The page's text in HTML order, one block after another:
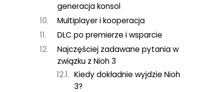
generacja konsol
Multiplayer i kooperacja
DLC po premierze i wsparcie
Najczęściej zadawane pytania w
związku z Nioh 3
Kiedy dokładnie wyjdzie Nioh
3?